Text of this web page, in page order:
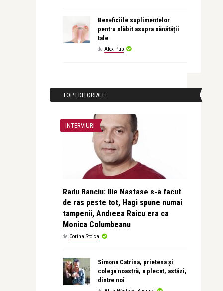
Beneficiile suplimentelor
pentru slăbit asupra sănătății
tale
de Alex Pub
TOP EDITORIALE
INTERVIURI
Radu Banciu: Ilie Nastase s-a facut
de ras peste tot, Hagi spune numai
tampenii, Andreea Raicu era ca
Monica Columbeanu
de Corina Stoica
Simona Catrina, prietena și
colega noastră, a plecat, astăzi,
dintre noi